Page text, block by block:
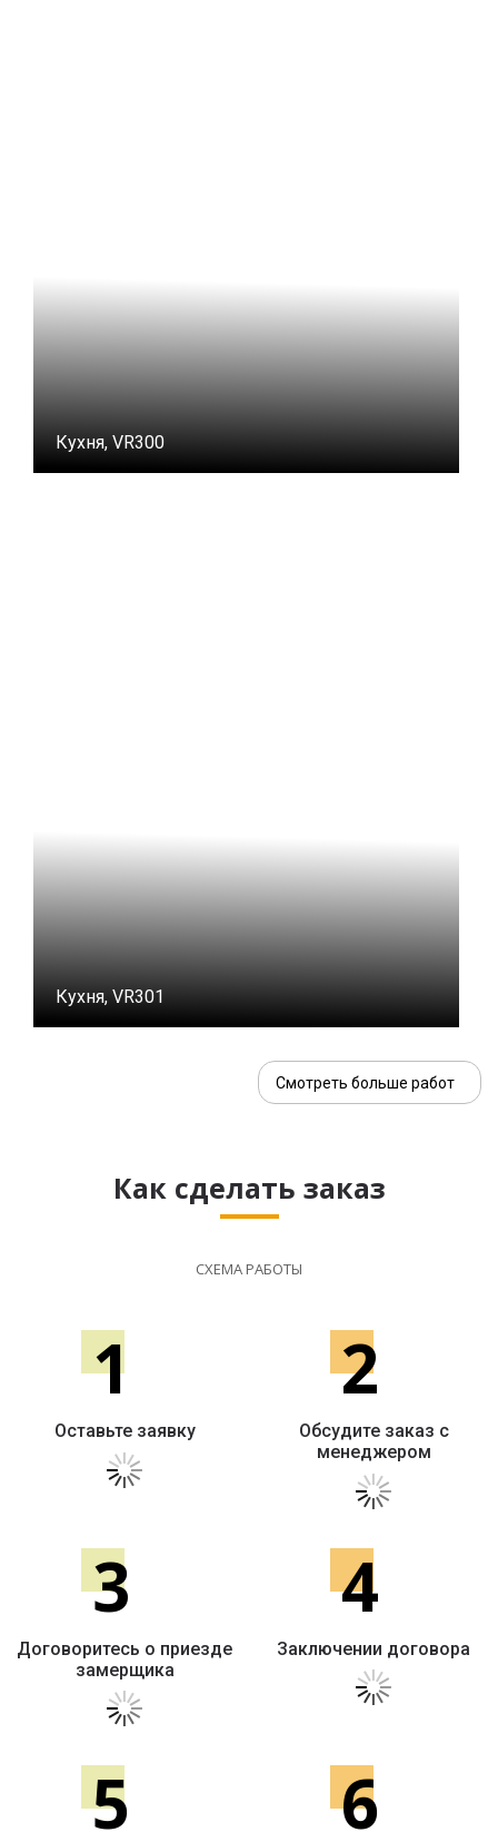
Кухня, VR300
Кухня, VR301
Смотреть больше работ
Как сделать заказ
СХЕМА РАБОТЫ
1
Оставьте заявку
2
Обсудите заказ с
менеджером
3
Договоритесь о приезде
замерщика
4
Заключении договора
5 6